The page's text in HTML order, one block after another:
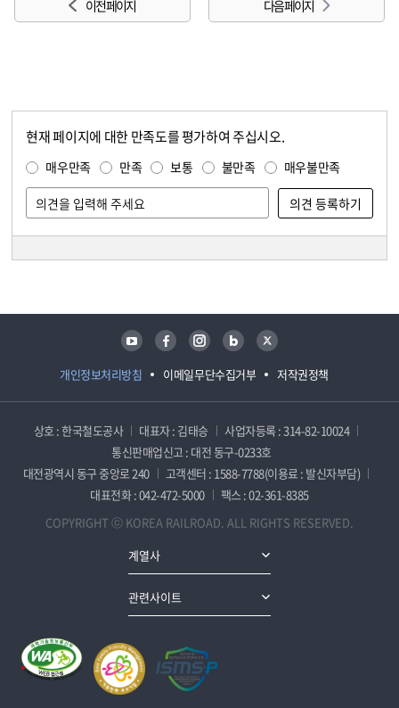
이전 페이지 다음 페이지
현재 페이지에 대한 만족도를 평가하여 주십시오.
매우만족 만족 보통 불만족 매우불만족
개인정보처리방침 이메일무단수집거부 저작권정책
유튜브 페이스북 인스타그램 블로그 트위터
상호 : 한국철도공사 대표자 : 김태승
사업자등록 : 314-82-10024
통신판매업신고 : 대전 동구-0233호
대전광역시 동구 중앙로 240
고객센터 : 1588-7788(이용료 : 발신자부담)
대표전화 : 042-472-5000
팩스 : 02-361-8385
COPYRIGHT ⓒ KOREA RAILROAD. ALL RIGHTS RESERVED.
계열사
관련사이트